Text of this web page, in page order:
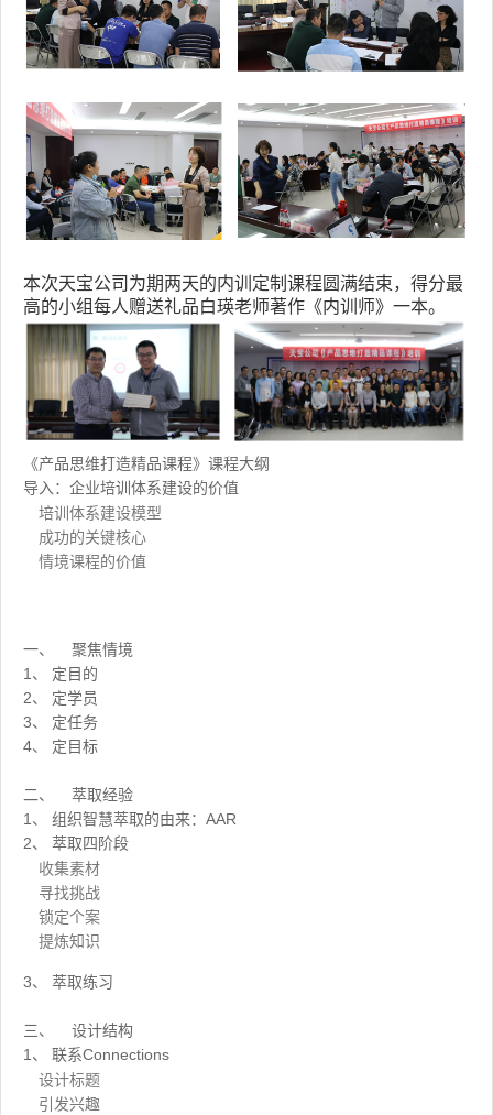
本次天宝公司为期两天的内训定制课程圆满结束，得分最
高的小组每人赠送礼品白瑛老师著作《内训师》一本。
《产品思维打造精品课程》课程大纲
导入：企业培训体系建设的价值
培训体系建设模型
成功的关键核心
情境课程的价值
一、 聚焦情境
1、 定目的
2、 定学员
3、 定任务
4、 定目标
二、 萃取经验
1、 组织智慧萃取的由来：AAR
2、 萃取四阶段
收集素材
寻找挑战
锁定个案
提炼知识
3、 萃取练习
三、 设计结构
1、 联系Connections
设计标题
引发兴趣